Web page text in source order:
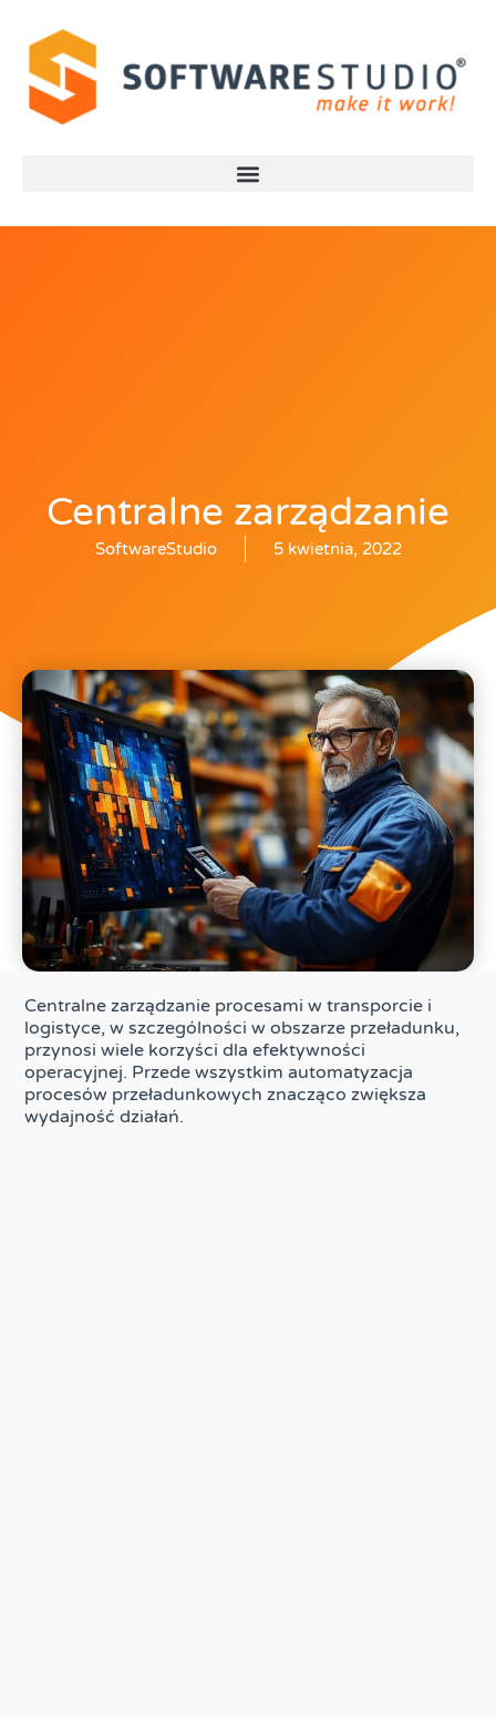
Centralne zarządzanie
SoftwareStudio 5 kwietnia, 2022
Centralne zarządzanie procesami w transporcie i
logistyce, w szczególności w obszarze przeładunku,
przynosi wiele korzyści dla efektywności
operacyjnej. Przede wszystkim automatyzacja
procesów przeładunkowych znacząco zwiększa
wydajność działań.